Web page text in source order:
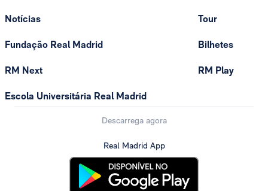
Notícias
Fundação Real Madrid
RM Next
Escola Universitária Real Madrid
Tour
Bilhetes
RM Play
Descarrega agora
Real Madrid App